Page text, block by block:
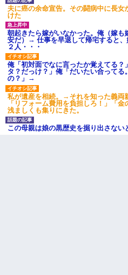
夫に癌の余命宣告。その闘病中に長女
けた
朝起きたら嫁がいなかった。俺（嫁
安だ）→ 仕事を早退して帰宅すると
２人・・・
俺「初対面でなに言ったか覚えてる？
タ？だっけ？」俺「だいたい合ってる
の？」→
私が遺産を相続。→それを知った義両
「リフォーム費用を負担しろ！」「
浅ましくも集りにきた。
この母親は娘の黒歴史を掘り出さな